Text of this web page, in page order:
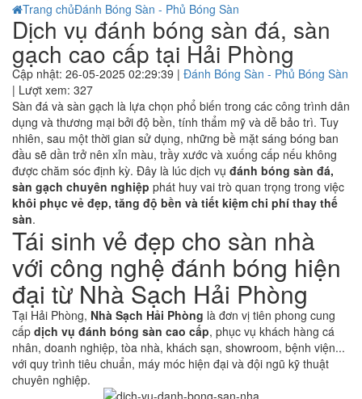
Trang chủĐánh Bóng Sàn - Phủ Bóng Sàn
Dịch vụ đánh bóng sàn đá, sàn
gạch cao cấp tại Hải Phòng
Cập nhật: 26-05-2025 02:29:39 | Đánh Bóng Sàn - Phủ Bóng Sàn
| Lượt xem: 327
Sàn đá và sàn gạch là lựa chọn phổ biến trong các công trình dân
dụng và thương mại bởi độ bền, tính thẩm mỹ và dễ bảo trì. Tuy
nhiên, sau một thời gian sử dụng, những bề mặt sáng bóng ban
đầu sẽ dần trở nên xỉn màu, trầy xước và xuống cấp nếu không
được chăm sóc định kỳ. Đây là lúc dịch vụ đánh bóng sàn đá,
sàn gạch chuyên nghiệp phát huy vai trò quan trọng trong việc
khôi phục vẻ đẹp, tăng độ bền và tiết kiệm chi phí thay thế
sàn.
Tái sinh vẻ đẹp cho sàn nhà
với công nghệ đánh bóng hiện
đại từ Nhà Sạch Hải Phòng
Tại Hải Phòng, Nhà Sạch Hải Phòng là đơn vị tiên phong cung
cấp dịch vụ đánh bóng sàn cao cấp, phục vụ khách hàng cá
nhân, doanh nghiệp, tòa nhà, khách sạn, showroom, bệnh viện...
với quy trình tiêu chuẩn, máy móc hiện đại và đội ngũ kỹ thuật
chuyên nghiệp.